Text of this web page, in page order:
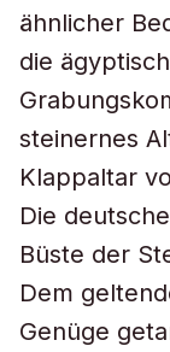
ähnlicher
die
steinernes
Klappaltar
Die
Büste der
Dem
Genüge